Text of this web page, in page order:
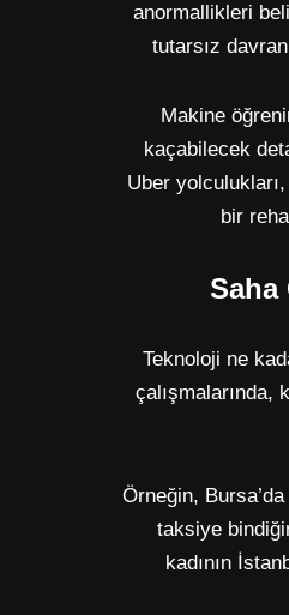
anormallikleri
tutarsız
Makine
kaçabilecek
Uber
bir
Saha
Teknoloji ne
çalışmalarında,
Örneğin,
taksiye
kadının